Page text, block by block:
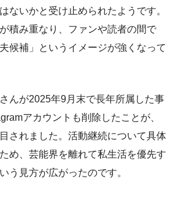
ないかと受け止められたようです。
積み重なり、ファンや読者の間で
候補」というイメージが強くなって
んが2025年9月末で長年所属した事
アカウントも削除したことが、
されました。活動継続について具体
め、芸能界を離れて私生活を優先す
う見方が広がったのです。